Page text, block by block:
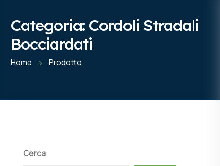
Categoria: Cordoli Stradali
Bocciardati
Home Prodotto
Cerca